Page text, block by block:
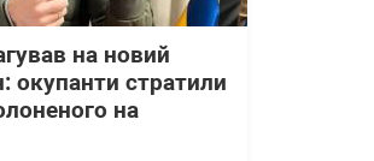
на новий
окупанти стратили
на